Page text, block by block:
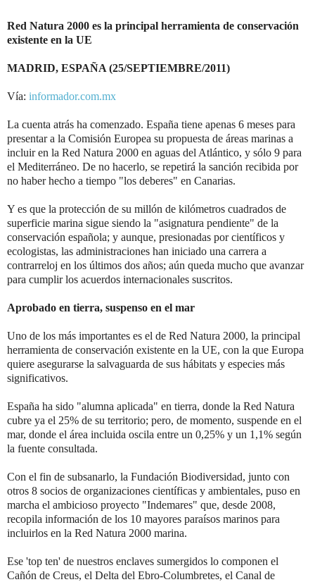
Red Natura 2000 es la principal herramienta de conservación
existente en la UE
MADRID, ESPAÑA (25/SEPTIEMBRE/2011)
Vía: informador.com.mx
La cuenta atrás ha comenzado. España tiene apenas 6 meses para
presentar a la Comisión Europea su propuesta de áreas marinas a
incluir en la Red Natura 2000 en aguas del Atlántico, y sólo 9 para
el Mediterráneo. De no hacerlo, se repetirá la sanción recibida por
no haber hecho a tiempo "los deberes" en Canarias.
Y es que la protección de su millón de kilómetros cuadrados de
superficie marina sigue siendo la "asignatura pendiente" de la
conservación española; y aunque, presionadas por científicos y
ecologistas, las administraciones han iniciado una carrera a
contrarreloj en los últimos dos años; aún queda mucho que avanzar
para cumplir los acuerdos internacionales suscritos.
Aprobado en tierra, suspenso en el mar
Uno de los más importantes es el de Red Natura 2000, la principal
herramienta de conservación existente en la UE, con la que Europa
quiere asegurarse la salvaguarda de sus hábitats y especies más
significativos.
España ha sido "alumna aplicada" en tierra, donde la Red Natura
cubre ya el 25% de su territorio; pero, de momento, suspende en el
mar, donde el área incluida oscila entre un 0,25% y un 1,1% según
la fuente consultada.
Con el fin de subsanarlo, la Fundación Biodiversidad, junto con
otros 8 socios de organizaciones científicas y ambientales, puso en
marcha el ambicioso proyecto "Indemares" que, desde 2008,
recopila información de los 10 mayores paraísos marinos para
incluirlos en la Red Natura 2000 marina.
Ese 'top ten' de nuestros enclaves sumergidos lo componen el
Cañón de Creus, el Delta del Ebro-Columbretes, el Canal de